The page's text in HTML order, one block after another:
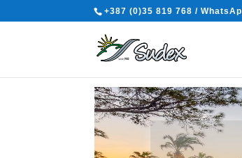
+387 (0)35 819 768 /